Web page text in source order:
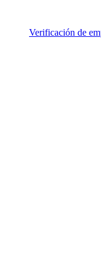
Verificación de